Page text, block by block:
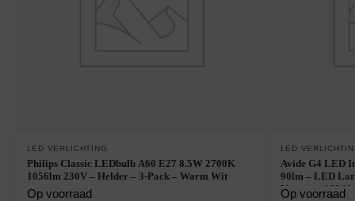
LED VERLICHTING
Philips Classic LEDbulb A60 E27 8.5W 2700K
1056lm 230V – Helder – 3-Pack – Warm Wit
Op voorraad
LED
Avide G4 LED
90lm – LED Lampjes Insteek – Warm Wit –
Vervangt 10W
Op voorraad